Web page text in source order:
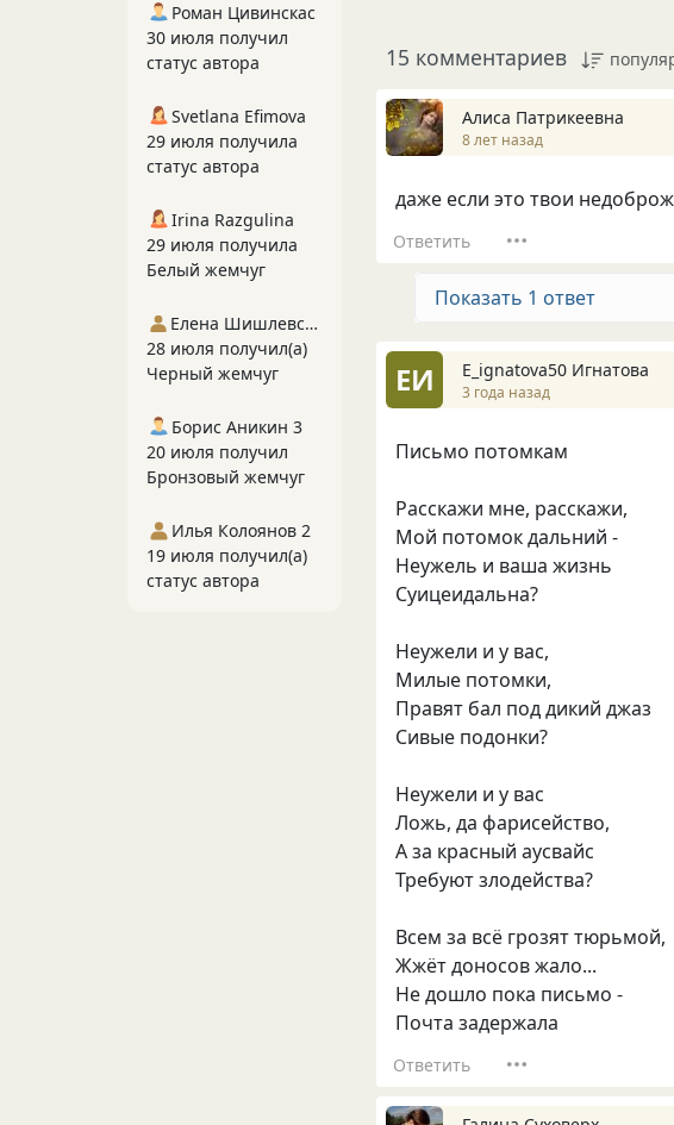
15 комментариев
Алиса Патрикеевна
8 лет назад
даже если это твои
Ответить
Показать 1 ответ
EИ E_ignatova50 Игнатова
3 года назад
Письмо потомкам
Расскажи мне, расскажи,
Мой потомок дальний -
Неужель и ваша жизнь
Суицеидальна?
Неужели и у вас,
Милые потомки,
Правят бал под дикий джаз
Сивые подонки?
Неужели и у вас
Ложь, да фарисейство,
А за красный аусвайс
Требуют злодейства?
Всем за всё грозят тюрьмой,
Жжёт доносов жало...
Не дошло пока письмо -
Почта задержала
Ответить
Роман Цивинскас
30 июля получил
статус автора
Svetlana Efimova
29 июля получила
статус автора
Irina Razgulina
29 июля получила
Белый жемчуг
Елена Шишлевская
28 июля получил(а)
Черный жемчуг
Борис Аникин 3
20 июля получил
Бронзовый жемчуг
Илья Колоянов 2
19 июля получил(а)
статус автора